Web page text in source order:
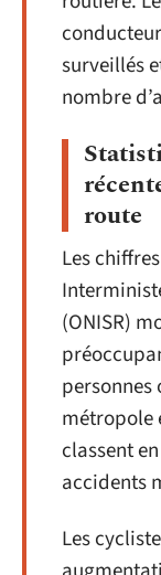
surveillés
nombre
route
Les
(ONISR)
personnes
métropole
classent
accidents
Les